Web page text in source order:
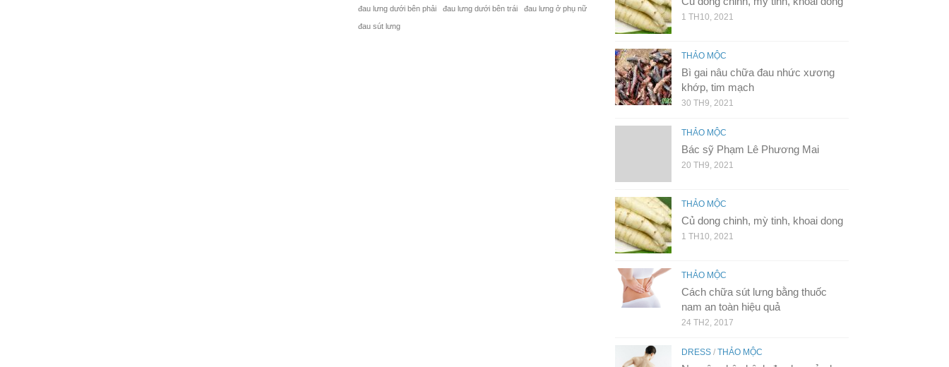
đau lưng dưới bên phải đau lưng dưới bên trái đau lưng ở phụ nữ
đau sút lưng
1 TH10, 2021
THẢO MỘC
Bì gai nâu chữa đau nhức xương
khớp, tim mạch
30 TH9, 2021
THẢO MỘC
Bác sỹ Phạm Lê Phương Mai
20 TH9, 2021
THẢO MỘC
Củ dong chinh, mỳ tinh, khoai dong
1 TH10, 2021
THẢO MỘC
Cách chữa sút lưng bằng thuốc
nam an toàn hiệu quả
24 TH2, 2017
DRESS /THẢO MỘC